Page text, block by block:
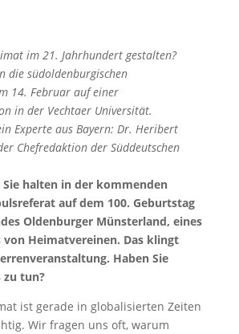
im 21. Jahrhundert gestalten?
die südoldenburgischen
14. Februar auf einer
in der Vechtaer Universität.
Experte aus Bayern: Dr. Heribert
Chefredaktion der Süddeutschen
halten in der kommenden
auf dem 100. Geburtstag
Oldenburger Münsterland, eines
von Heimatvereinen. Das klingt
Haben Sie
zu tun?
ist gerade in globalisierten Zeiten
Wir fragen uns oft, warum